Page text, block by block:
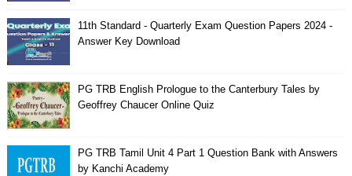
11th Standard - Quarterly Exam Question Papers 2024 -
Answer Key Download
PG TRB English Prologue to the Canterbury Tales by
Geoffrey Chaucer Online Quiz
PG TRB Tamil Unit 4 Part 1 Question Bank with Answers
by Kanchi Academy